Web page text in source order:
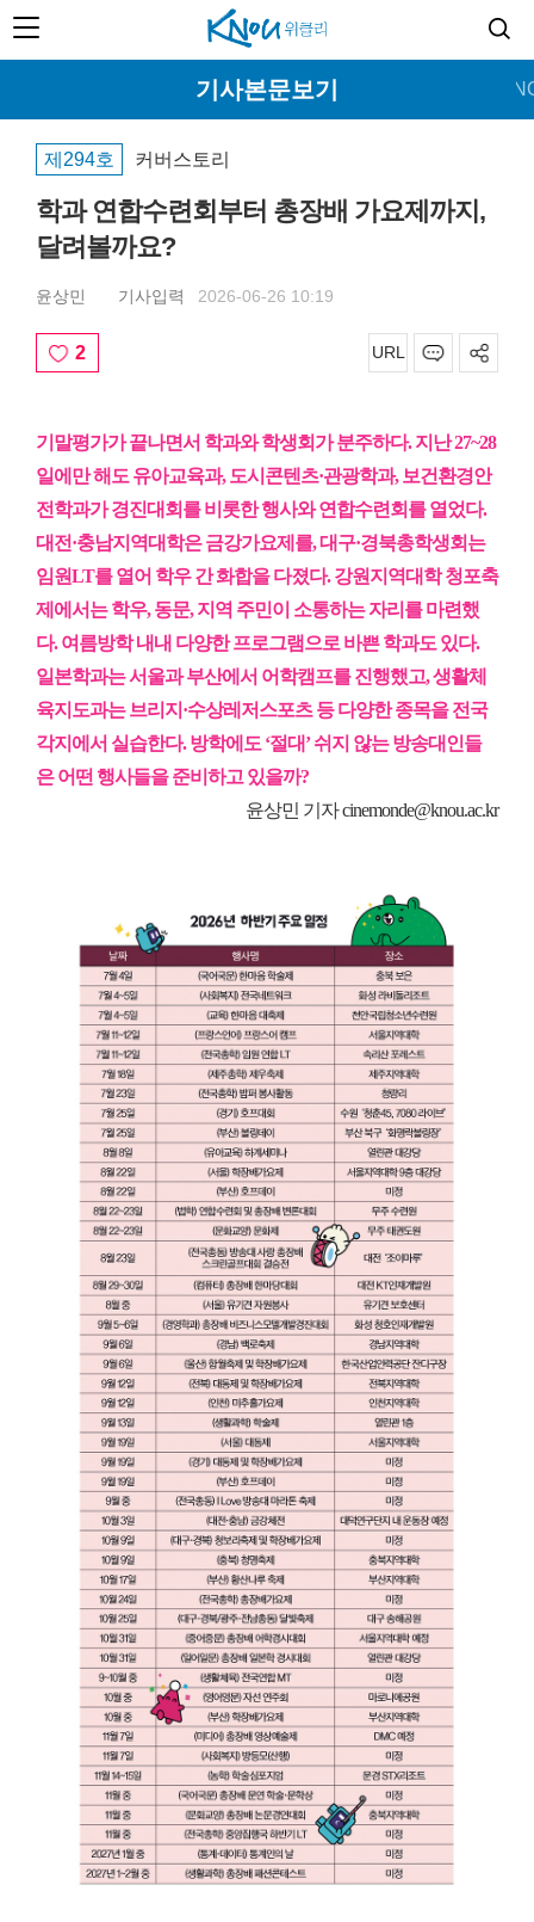
뉴스 특집
기사본문보기
제294호 커버스토리
학과 연합수련회부터 총장배 가요제까지,
달려볼까요?
윤상민 기사입력 2026-06-26 10:19
2 URL
기말평가가 끝나면서 학과와 학생회가 분주하다. 지난 27~28
일에만 해도 유아교육과, 도시콘텐츠·관광학과, 보건환경안
전학과가 경진대회를 비롯한 행사와 연합수련회를 열었다.
대전·충남지역대학은 금강가요제를, 대구·경북총학생회는
임원LT를 열어 학우 간 화합을 다졌다. 강원지역대학 청포축
제에서는 학우, 동문, 지역 주민이 소통하는 자리를 마련했
다. 여름방학 내내 다양한 프로그램으로 바쁜 학과도 있다.
일본학과는 서울과 부산에서 어학캠프를 진행했고, 생활체
육지도과는 브리지·수상레저스포츠 등 다양한 종목을 전국
각지에서 실습한다. 방학에도 ‘절대’ 쉬지 않는 방송대인들
은 어떤 행사들을 준비하고 있을까?
윤상민 기자cinemonde@knou.ac.kr